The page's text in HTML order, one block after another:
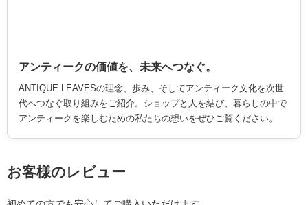
アンティークの価値を、未来へつなぐ。
ANTIQUE LEAVESの理念、歩み、そしてアンティーク文化を次世
代へつなぐ取り組みをご紹介。ショップと人を結び、暮らしの中で
アンティークを楽しむための私たちの想いをぜひご覧ください。
お客様のレビュー